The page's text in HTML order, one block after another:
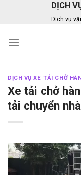
DỊCH
Dịch vụ
DỊCH VỤ XE TẢI CHỞ
Xe tải chở
tải chuyển